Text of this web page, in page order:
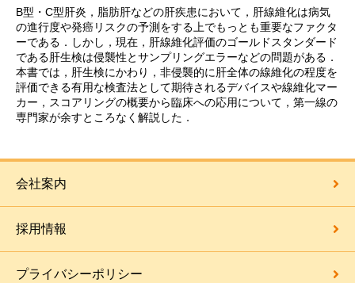
B型・C型肝炎，脂肪肝などの肝疾患において，肝線維化は病気
の進行度や発癌リスクの予測をする上でもっとも重要なファクタ
ーである．しかし，現在，肝線維化評価のゴールドスタンダード
である肝生検は侵襲性とサンプリングエラーなどの問題がある．
本書では，肝生検にかわり，非侵襲的に肝全体の線維化の程度を
評価できる有用な検査法として期待されるデバイスや線維化マー
カー，スコアリングの概要から臨床への応用について，第一線の
専門家が余すところなく解説した．
会社案内
採用情報
プライバシーポリシー